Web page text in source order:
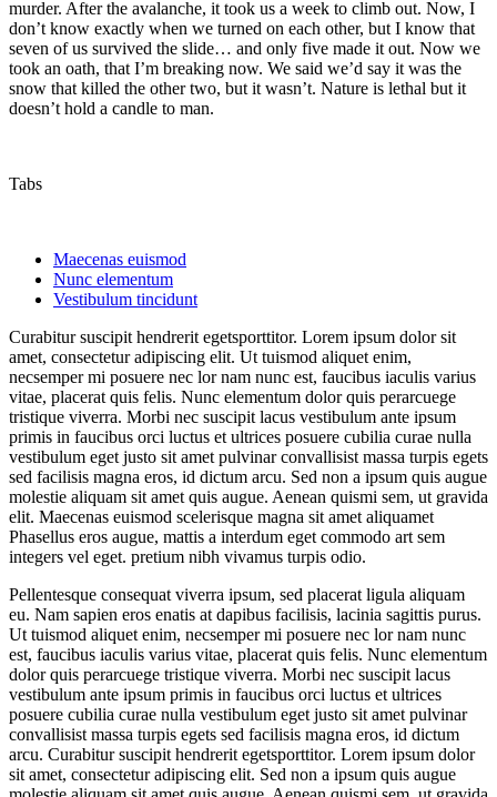
murder. After the avalanche, it took us a week to climb out. Now, I
don’t know exactly when we turned on each other, but I know that
seven of us survived the slide… and only five made it out. Now we
took an oath, that I’m breaking now. We said we’d say it was the
snow that killed the other two, but it wasn’t. Nature is lethal but it
doesn’t hold a candle to man.
Tabs
Maecenas euismod
Nunc elementum
Vestibulum tincidunt
Curabitur suscipit hendrerit egetsporttitor. Lorem ipsum dolor sit
amet, consectetur adipiscing elit. Ut tuismod aliquet enim,
necsemper mi posuere nec lor nam nunc est, faucibus iaculis varius
vitae, placerat quis felis. Nunc elementum dolor quis perarcuege
tristique viverra. Morbi nec suscipit lacus vestibulum ante ipsum
primis in faucibus orci luctus et ultrices posuere cubilia curae nulla
vestibulum eget justo sit amet pulvinar convallisist massa turpis egets
sed facilisis magna eros, id dictum arcu. Sed non a ipsum quis augue
molestie aliquam sit amet quis augue. Aenean quismi sem, ut gravida
elit. Maecenas euismod scelerisque magna sit amet aliquamet
Phasellus eros augue, mattis a interdum eget commodo art sem
integers vel eget. pretium nibh vivamus turpis odio.
Pellentesque consequat viverra ipsum, sed placerat ligula aliquam
eu. Nam sapien eros enatis at dapibus facilisis, lacinia sagittis purus.
Ut tuismod aliquet enim, necsemper mi posuere nec lor nam nunc
est, faucibus iaculis varius vitae, placerat quis felis. Nunc elementum
dolor quis perarcuege tristique viverra. Morbi nec suscipit lacus
vestibulum ante ipsum primis in faucibus orci luctus et ultrices
posuere cubilia curae nulla vestibulum eget justo sit amet pulvinar
convallisist massa turpis egets sed facilisis magna eros, id dictum
arcu. Curabitur suscipit hendrerit egetsporttitor. Lorem ipsum dolor
sit amet, consectetur adipiscing elit. Sed non a ipsum quis augue